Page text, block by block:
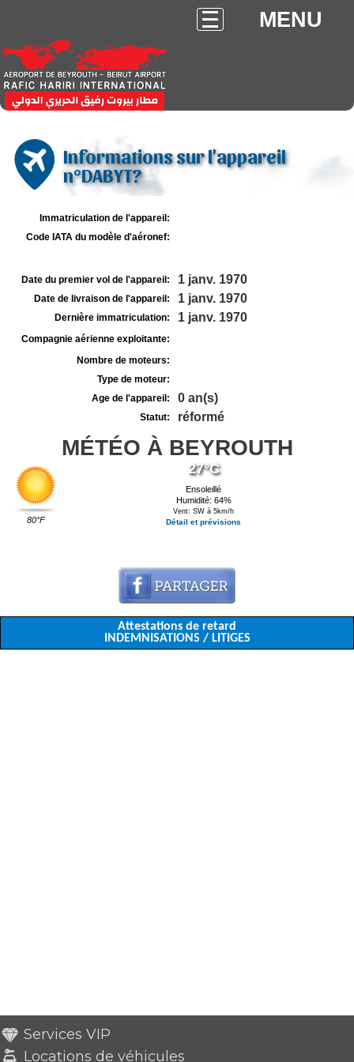
MENU
Informations sur l'appareil
n°DABYT?
Immatriculation de l'appareil:
Code IATA du modèle d'aéronef:
Date du premier vol de l'appareil: 1 janv. 1970
Date de livraison de l'appareil: 1 janv. 1970
Dernière immatriculation: 1 janv. 1970
Compagnie aérienne exploitante:
Nombre de moteurs:
Type de moteur:
Age de l'appareil:
0 an(s)
Statut: réformé
MÉTÉO À BEYROUTH
80°F
27°C
Ensoleillé
Humidité: 64%
Vent: SW à 5km/h
Détail et prévisions
Attestations de retard
INDEMNISATIONS / LITIGES
Services VIP
Locations de véhicules